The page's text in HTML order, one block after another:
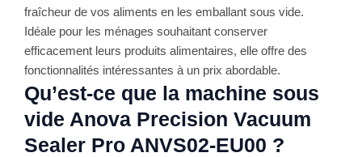
fraîcheur de vos aliments en les emballant sous vide.
Idéale pour les ménages souhaitant conserver
efficacement leurs produits alimentaires, elle offre des
fonctionnalités intéressantes à un prix abordable.
Qu’est-ce que la machine sous
vide Anova Precision Vacuum
Sealer Pro ANVS02-EU00 ?